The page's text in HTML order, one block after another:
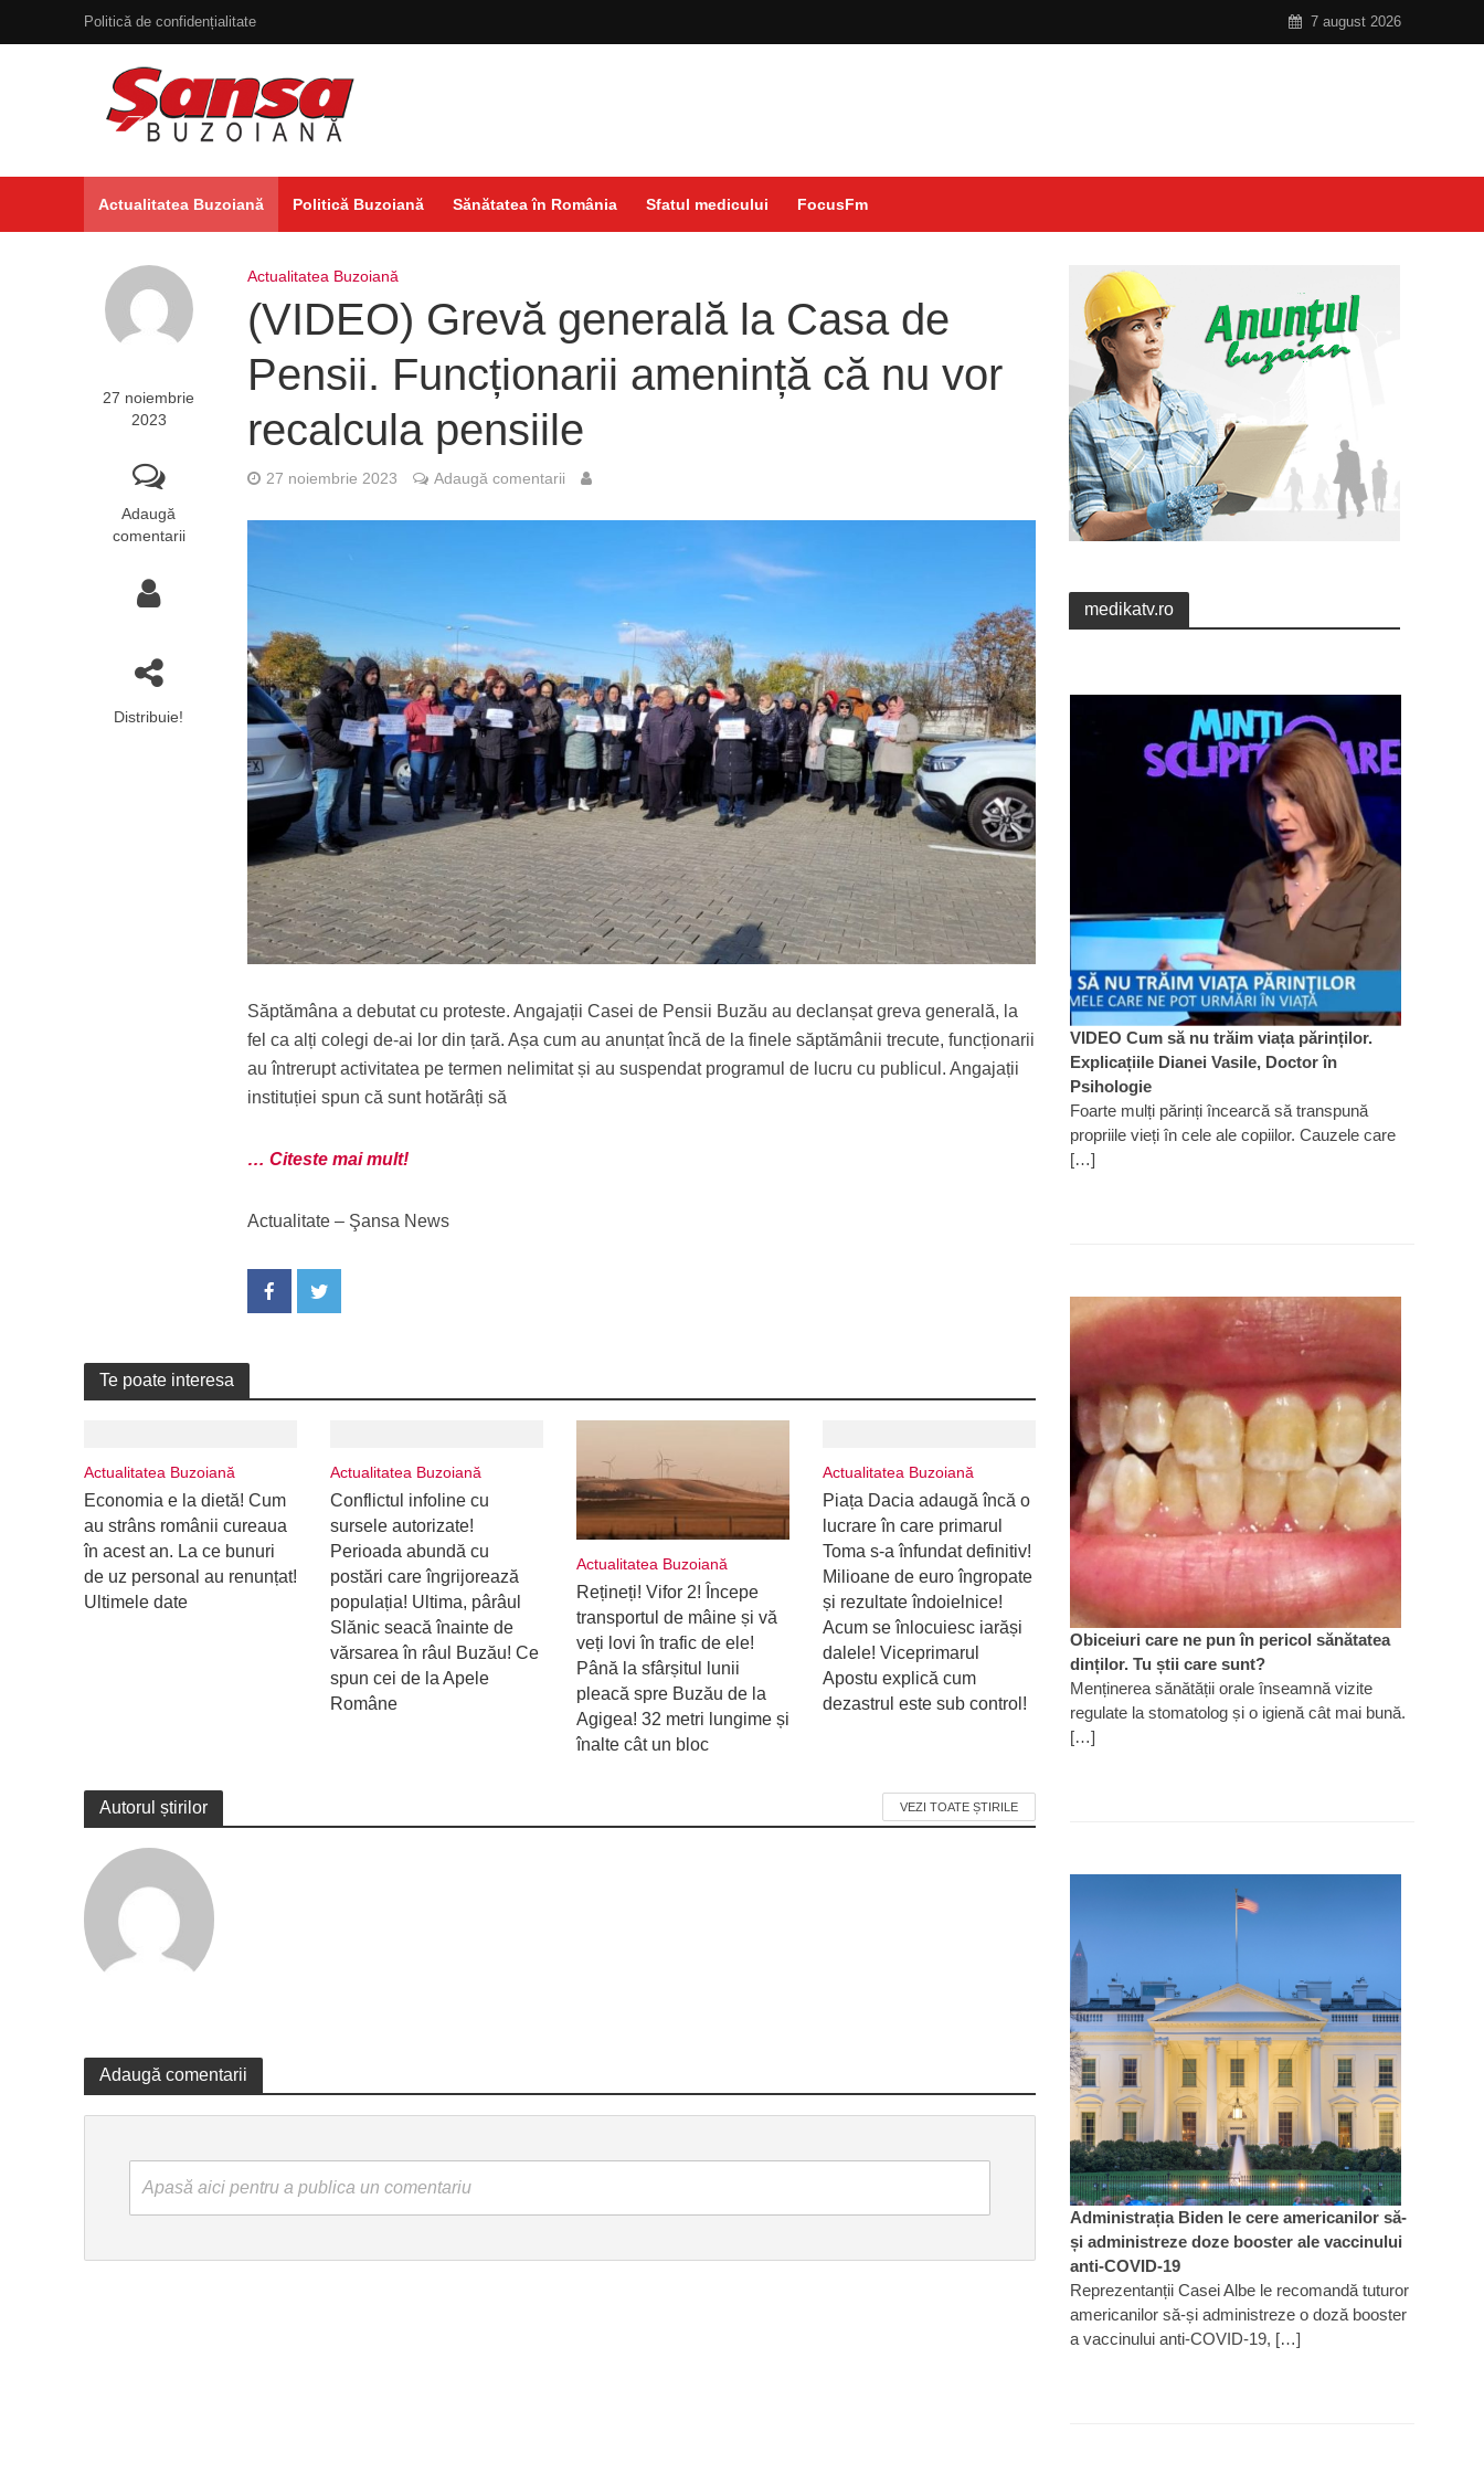
Politică de confidențialitate 7 august 2026
Actualitatea Buzoiană Politică Buzoiană Sănătatea în România Sfatul medicului FocusFm
27 noiembrie
2023
Adaugă
comentarii
Distribuie!
Actualitatea Buzoiană
(VIDEO) Grevă generală la Casa de
Pensii. Funcționarii amenință că nu vor
recalcula pensiile
27 noiembrie 2023 Adaugă comentarii
Săptămâna a debutat cu proteste. Angajații Casei de Pensii Buzău au declanșat greva generală, la
fel ca alți colegi de-ai lor din țară. Așa cum au anunțat încă de la finele săptămânii trecute, funcționarii
au întrerupt activitatea pe termen nelimitat și au suspendat programul de lucru cu publicul. Angajații
instituției spun că sunt hotărâți să
… Citeste mai mult!
Actualitate – Şansa News
Te poate interesa
Actualitatea Buzoiană
Economia e la dietă! Cum
au strâns românii cureaua
în acest an. La ce bunuri
de uz personal au renunțat!
Ultimele date
Actualitatea Buzoiană
Conflictul infoline cu
sursele autorizate!
Perioada abundă cu
postări care îngrijorează
populația! Ultima, pârâul
Slănic seacă înainte de
vărsarea în râul Buzău! Ce
spun cei de la Apele
Române
Actualitatea Buzoiană
Rețineți! Vifor 2! Începe
transportul de mâine și vă
veți lovi în trafic de ele!
Până la sfârșitul lunii
pleacă spre Buzău de la
Agigea! 32 metri lungime și
înalte cât un bloc
Actualitatea Buzoiană
Piața Dacia adaugă încă o
lucrare în care primarul
Toma s-a înfundat definitiv!
Milioane de euro îngropate
și rezultate îndoielnice!
Acum se înlocuiesc iarăși
dalele! Viceprimarul
Apostu explică cum
dezastrul este sub control!
Autorul știrilor VEZI TOATE ȘTIRILE
Adaugă comentarii
Apasă aici pentru a publica un comentariu
medikatv.ro
VIDEO Cum să nu trăim viața părinților.
Explicațiile Dianei Vasile, Doctor în
Psihologie
Foarte mulți părinți încearcă să transpună
propriile vieți în cele ale copiilor. Cauzele care
[…]
Obiceiuri care ne pun în pericol sănătatea
dinților. Tu știi care sunt?
Menținerea sănătății orale înseamnă vizite
regulate la stomatolog și o igienă cât mai bună.
[…]
Administrația Biden le cere americanilor să-
și administreze doze booster ale vaccinului
anti-COVID-19
Reprezentanții Casei Albe le recomandă tuturor
americanilor să-și administreze o doză booster
a vaccinului anti-COVID-19, […]